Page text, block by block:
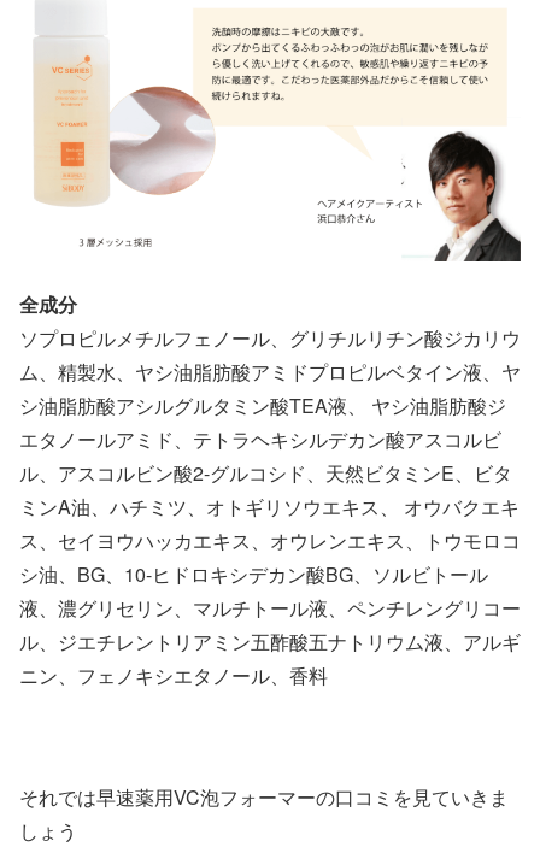
全成分
ソプロピルメチルフェノール、グリチルリチン酸ジカリウ
ム、精製水、ヤシ油脂肪酸アミドプロピルベタイン液、ヤ
シ油脂肪酸アシルグルタミン酸TEA液、 ヤシ油脂肪酸ジ
エタノールアミド、テトラヘキシルデカン酸アスコルビ
ル、アスコルビン酸2-グルコシド、天然ビタミンE、ビタ
ミンA油、ハチミツ、オトギリソウエキス、 オウバクエキ
ス、セイヨウハッカエキス、オウレンエキス、トウモロコ
シ油、BG、10-ヒドロキシデカン酸BG、ソルビトール
液、濃グリセリン、マルチトール液、ペンチレングリコー
ル、ジエチレントリアミン五酢酸五ナトリウム液、アルギ
ニン、フェノキシエタノール、香料
それでは早速薬用VC泡フォーマーの口コミを見ていきま
しょう